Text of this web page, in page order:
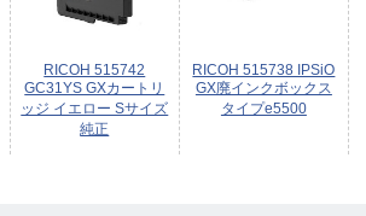
RICOH 515742
GC31YS GXカートリ
ッジ イエロー Sサイズ
純正
RICOH 515738 IPSiO
GX廃インクボックス
タイプe5500